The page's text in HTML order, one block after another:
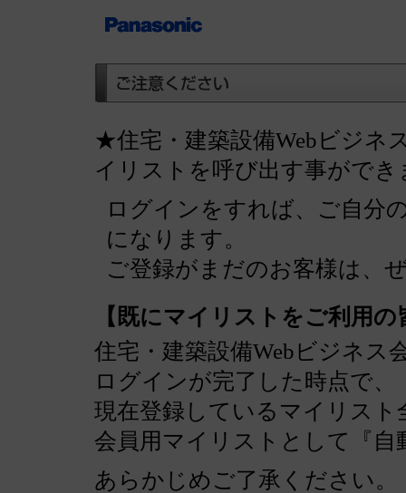
★住宅・建築設備Webビジネ
イリストを呼び出す事ができ
ログインをすれば、ご自分
になります。
ご登録がまだのお客様は、
【既にマイリストをご利用の
住宅・建築設備Webビジネス
ログインが完了した時点で、
現在登録しているマイリスト
会員用マイリストとして『
あらかじめご了承ください。